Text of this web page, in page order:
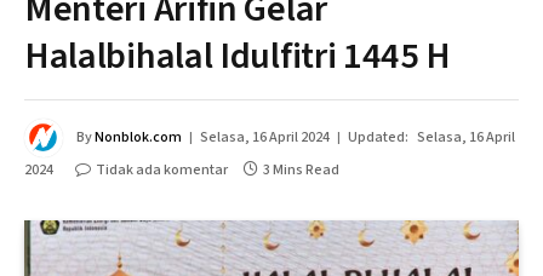
Halalbihalal Idulfitri 1445 H
ByNonblok.com Selasa, 16 April 2024 Updated: Selasa, 16 April
2024
Tidak ada komentar 3 Mins Read